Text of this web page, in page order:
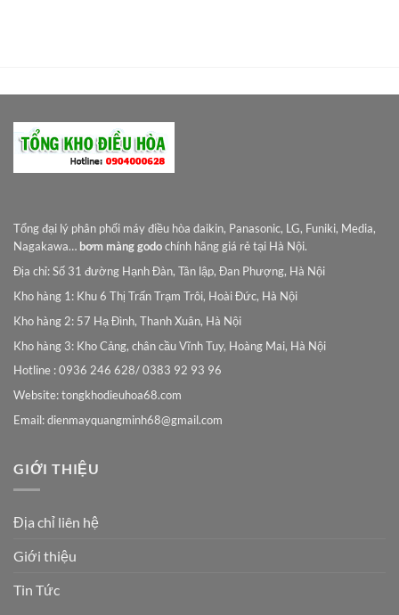
Tổng đại lý phân phối máy điều hòa daikin, Panasonic, LG, Funiki, Media,
Nagakawa… bơm màng godochính hãng giá rẻ tại Hà Nội.
Địa chỉ: Số 31 đường Hạnh Đàn, Tân lập, Đan Phượng, Hà Nội
Kho hàng 1: Khu 6 Thị Trấn Trạm Trôi, Hoài Đức, Hà Nội
Kho hàng 2: 57 Hạ Đình, Thanh Xuân, Hà Nội
Kho hàng 3: Kho Cảng, chân cầu Vĩnh Tuy, Hoàng Mai, Hà Nội
Hotline : 0936 246 628/ 0383 92 93 96
Website: tongkhodieuhoa68.com
Email:dienmayquangminh68@gmail.com
GIỚI THIỆU
Địa chỉ liên hệ
Giới thiệu
Tin Tức